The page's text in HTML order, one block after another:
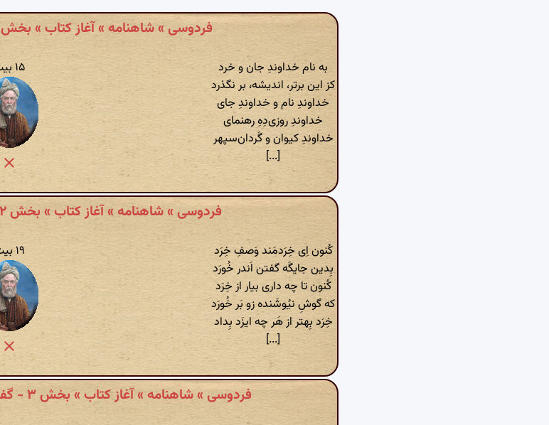
فردوسی » شاهنامه » آغاز کتاب » بخش ۱ - آغاز کتاب
به نام خداوندِ جان و خرد
کز این برتر، اندیشه، بر نگذرد
خداوندِ نام و خداوندِ جای
خداوندِ روزی‌دِهِ رهنمای
خداوندِ کیوان و گَردان‌سپهر
[...]
۱۵ بیت
فردوسی » شاهنامه » آغاز کتاب » بخش ۲ - ستایشِ خرد
کُنون اِی خِرَدمَند وَصفِ خِرَد
بِدین جایگَه گفتن اَندر خُورَد
کُنون تا چه داری بیار از خِرَد
که گوشِ نیُوشَنده زو بَر خُورَد
خِرَد بِهتر از هَر چه ایزَد بِداد
[...]
۱۹ بیت
فردوسی » شاهنامه » آغاز کتاب » بخش ۳ - گفتار اَندر آفرینشِ عالم